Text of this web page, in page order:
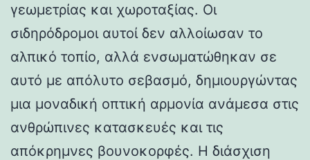
γεωμετρίας και χωροταξίας. Οι
σιδηρόδρομοι αυτοί δεν αλλοίωσαν το
αλπικό τοπίο, αλλά ενσωματώθηκαν σε
αυτό με απόλυτο σεβασμό, δημιουργώντας
μια μοναδική οπτική αρμονία ανάμεσα στις
ανθρώπινες κατασκευές και τις
απόκρημνες βουνοκορφές. Η διάσχιση